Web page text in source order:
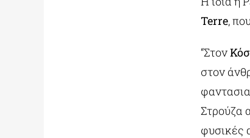
Terre,
“Στον
στον
Στρούζα
φυσικές